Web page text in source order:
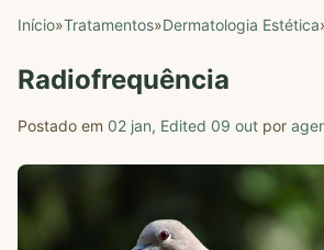
Início»Tratamentos»Dermatologia Estética
Radiofrequência
Postado em 02 jan, Edited 09 out por